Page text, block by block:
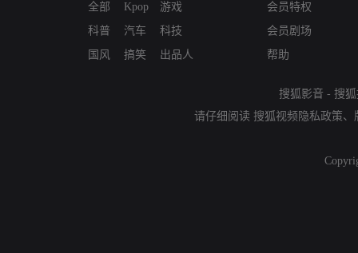
全部
科普
国风
Kpop
汽车
搞笑
游戏
科技
出品人
会员特权
会员剧场
帮助
搜狐影音 - 搜
请仔细阅读 搜狐视频隐私政策、